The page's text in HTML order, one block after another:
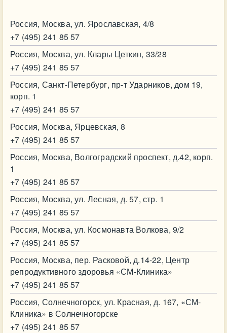
Россия, Москва, ул. Ярославская, 4/8
+7 (495) 241 85 57
Россия, Москва, ул. Клары Цеткин, 33/28
+7 (495) 241 85 57
Россия, Санкт-Петербург, пр-т Ударников, дом 19,
корп. 1
+7 (495) 241 85 57
Россия, Москва, Ярцевская, 8
+7 (495) 241 85 57
Россия, Москва, Волгоградский проспект, д.42, корп.
1
+7 (495) 241 85 57
Россия, Москва, ул. Лесная, д. 57, стр. 1
+7 (495) 241 85 57
Россия, Москва, ул. Космонавта Волкова, 9/2
+7 (495) 241 85 57
Россия, Москва, пер. Расковой, д.14-22, Центр
репродуктивного здоровья «СМ-Клиника»
+7 (495) 241 85 57
Россия, Солнечногорск, ул. Красная, д. 167, «СМ-
Клиника» в Солнечногорске
+7 (495) 241 85 57